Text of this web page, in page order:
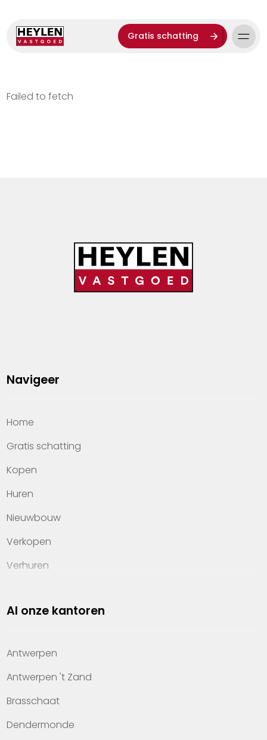
Gratis schatting
Failed to fetch
Navigeer
Home
Gratis schatting
Kopen
Huren
Nieuwbouw
Verkopen
Verhuren
Property management
Kennis van wonen
Kantoren
Veelgestelde vragen
Werken bij Heylen Vastgoed
Al onze kantoren
Antwerpen
Antwerpen 't Zand
Brasschaat
Dendermonde